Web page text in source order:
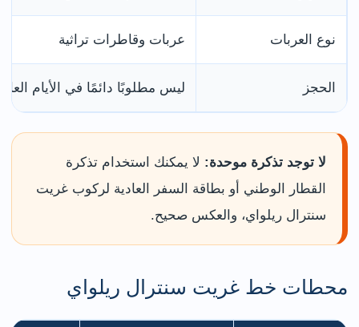
نوع العربات عربات وقاطرات تراثية
الحجز ليس مطلوبًا دائمًا في الأيام
لا توجد تذكرة موحدة: لا يمكنك استخدام تذكرة
القطار الوطني أو بطاقة السفر العادية لركوب غريت
سنترال ريلواي، والعكس صحيح.
محطات خط غريت سنترال ريلواي